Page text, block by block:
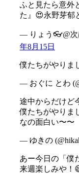
ふと見たら意外
た』😍永野芽郁
— りょう👓@次
年8月15日
僕たちがやりま
— おぐに とわ
途中からだけど
僕たちがやりま
なの面白い〜〜
— ゆきの
あー今日の「僕
来週楽しみや！